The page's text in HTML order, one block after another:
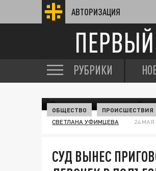
АВТОРИЗАЦИЯ
РУБРИКИ
ОБЩЕСТВО ПРОИСШЕСТВИЯ
СВЕТЛАНА УФИМЦЕВА 24 МАЯ
СУД ВЫНЕС